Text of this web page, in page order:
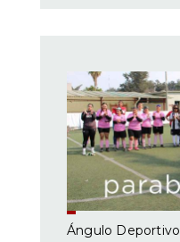
Ángulo Deportivo